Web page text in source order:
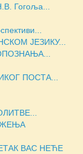
Гогоља...
ЈЕЗИКУ...
ПОСТА...
ВАС НЕЋЕ